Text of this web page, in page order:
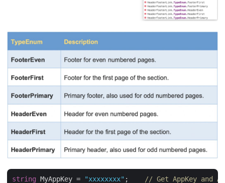
string MyAppKey = "xxxxxxxx" ; // Get AppKey and